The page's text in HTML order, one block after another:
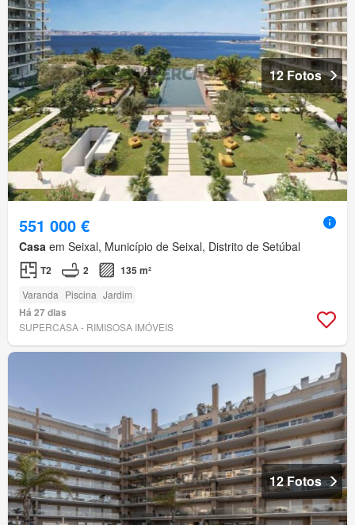
12 Fotos
551 000 €
Casa em Seixal, Município de Seixal, Distrito de Setúbal
T2 2 135 m²
Varanda Piscina Jardim
Há 27 dias
SUPERCASA - RIMISOSA IMÓVEIS
12 Fotos